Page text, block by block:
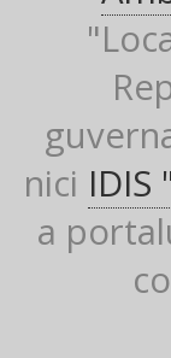
nici IDIS
a